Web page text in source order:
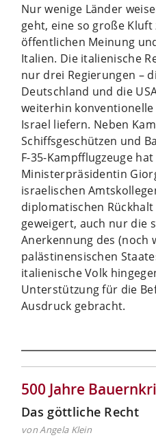
Nur wenige Länder
geht, eine so große Kluft
öffentlichen Meinung
Italien. Die italienische
nur drei Regierungen –
Deutschland und die
weiterhin konventionelle
Israel liefern. Neben
Schiffsgeschützen und
F-35-Kampfflugzeuge
Ministerpräsidentin
israelischen
diplomatischen
geweigert, auch nur die
Anerkennung des (noch
palästinensischen
italienische Volk
Unterstützung für die
Ausdruck gebracht.
500 Jahre
Das göttliche Recht
von Angela Klein